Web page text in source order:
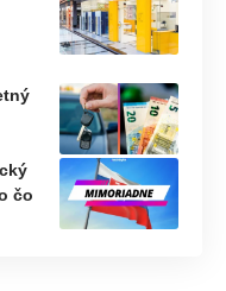
čo